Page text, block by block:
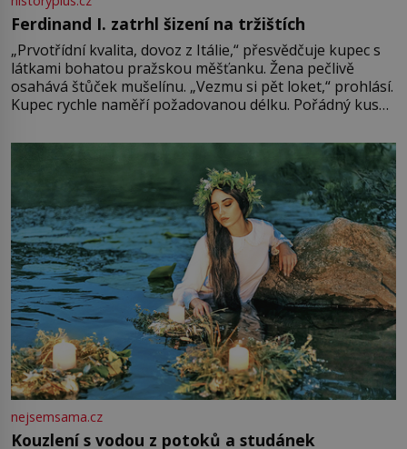
Ferdinand I. zatrhl šizení na tržištích
„Prvotřídní kvalita, dovoz z Itálie,“ přesvědčuje kupec s
látkami bohatou pražskou měšťanku. Žena pečlivě
osahává štůček mušelínu. „Vezmu si pět loket,“ prohlásí.
Kupec rychle naměří požadovanou délku. Pořádný kus
milostpaní. Stačí jenom na sukni,“ zhodnotí švadlena
množství růžového mušelínu. „Ošidili vás, podívejte.“
nejsemsama.cz
Kouzlení s vodou z potoků a studánek